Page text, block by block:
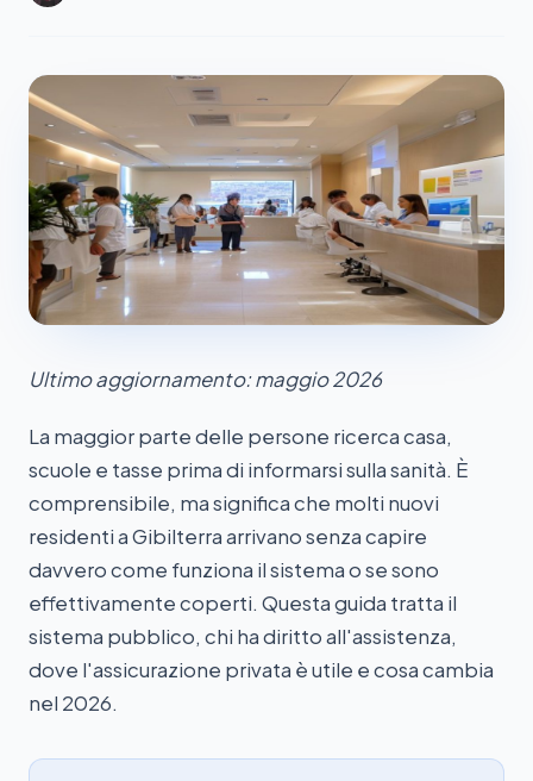
Ultimo aggiornamento: maggio 2026
La maggior parte delle persone ricerca casa,
scuole e tasse prima di informarsi sulla sanità. È
comprensibile, ma significa che molti nuovi
residenti a Gibilterra arrivano senza capire
davvero come funziona il sistema o se sono
effettivamente coperti. Questa guida tratta il
sistema pubblico, chi ha diritto all'assistenza,
dove l'assicurazione privata è utile e cosa cambia
nel 2026.